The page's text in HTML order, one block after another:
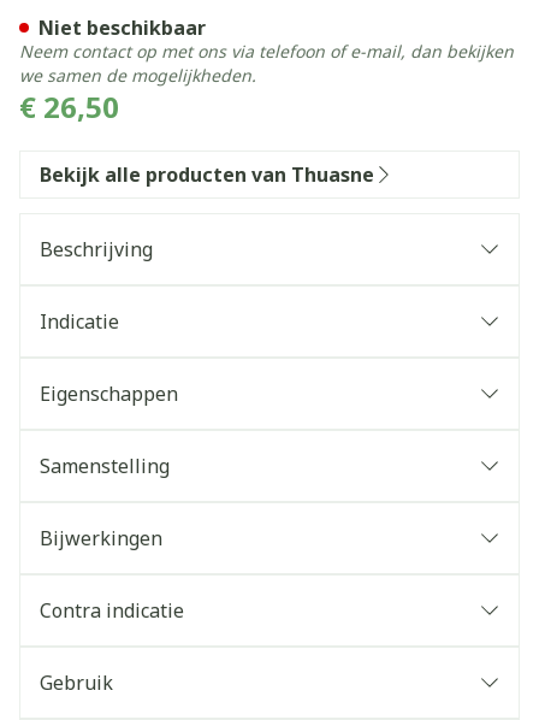
€ 26,50
Niet beschikbaar
Neem contact op met ons via telefoon of e-mail, dan bekijken
we samen de mogelijkheden.
Bekijk alle producten van Thuasne
Beschrijving
Indicatie
Eigenschappen
Samenstelling
Bijwerkingen
Contra indicatie
Gebruik